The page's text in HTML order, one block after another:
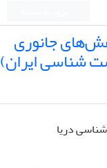
جانوری
شناسی ایران)
دریا